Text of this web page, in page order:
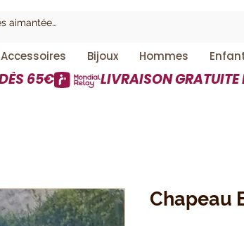
Accessoires Bijoux Hommes
Chapeau